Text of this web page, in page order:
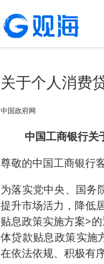
关于个人消费
​中国政府网
中国工商银行关
尊敬的中国工商银行
为落实党中央、国务
提升市场活力，降低
贴息政策实施方案>
体贷款贴息政策实施
在依法依规、积极有